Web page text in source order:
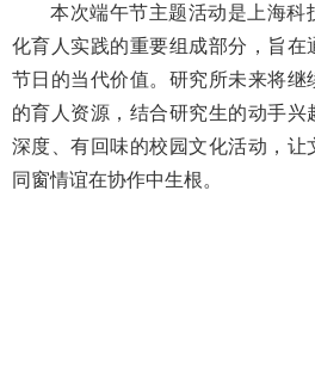
本次端午节主题活动是上海科
化育人实践的重要组成部分，旨在
节日的当代价值。研究所未来将继
的育人资源，结合研究生的动手
深度、有回味的校园文化活动，让
同窗情谊在协作中生根。